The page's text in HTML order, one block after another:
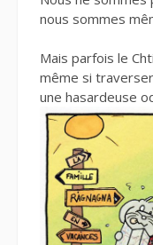
nous sommes
Mais parfois le
même si traverser
une hasardeuse